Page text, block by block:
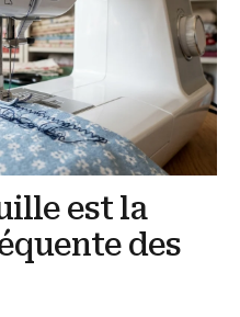
est la
des